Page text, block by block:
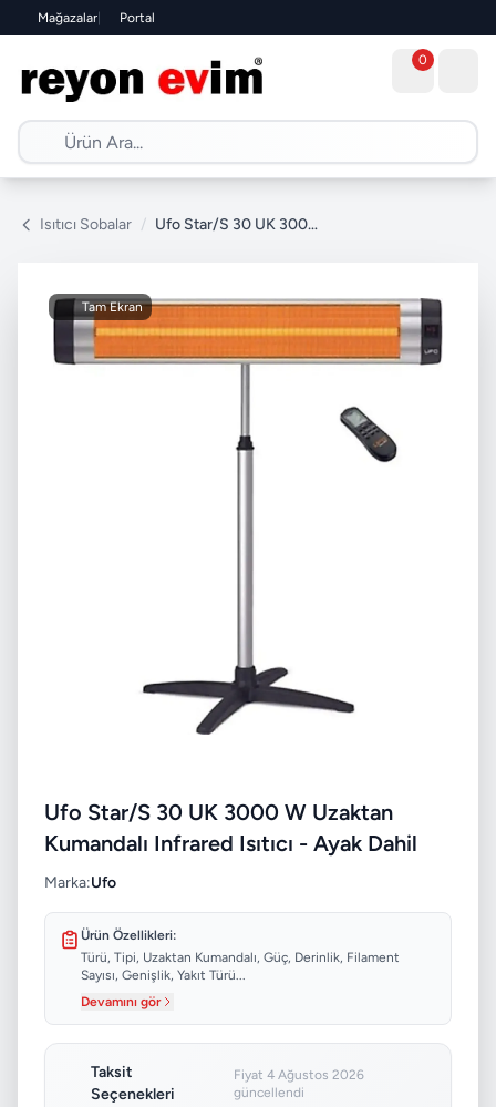
Mağazalar| Portal
0
Isıtıcı Sobalar / Ufo Star/S 30 UK 3000 W Uzaktan Kumandalı Infrared Isıtıcı - Ayak Dahil
Tam Ekran
Ufo Star/S 30 UK 3000 W Uzaktan
Kumandalı Infrared Isıtıcı - Ayak Dahil
Marka:Ufo
Ürün Özellikleri:
Türü, Tipi, Uzaktan Kumandalı, Güç, Derinlik, Filament
Sayısı, Genişlik, Yakıt Türü...
Devamını gör
Taksit
Seçenekleri
Fiyat 4 Ağustos 2026
güncellendi